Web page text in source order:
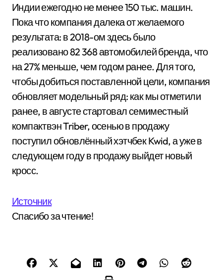
Индии ежегодно не менее 150 тыс. машин.
Пока что компания далека от желаемого
результата: в 2018-ом здесь было
реализовано 82 368 автомобилей бренда, что
на 27% меньше, чем годом ранее. Для того,
чтобы добиться поставленной цели, компания
обновляет модельный ряд: как мы отметили
ранее, в августе стартовал семиместный
компактвэн Triber, осенью в продажу
поступил обновлённый хэтчбек Kwid, а уже в
следующем году в продажу выйдет новый
кросс.
Источник
Спасибо за чтение!